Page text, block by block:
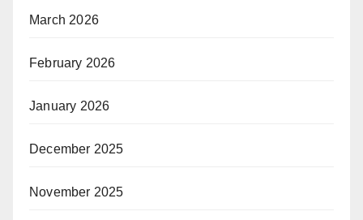
March 2026
February 2026
January 2026
December 2025
November 2025